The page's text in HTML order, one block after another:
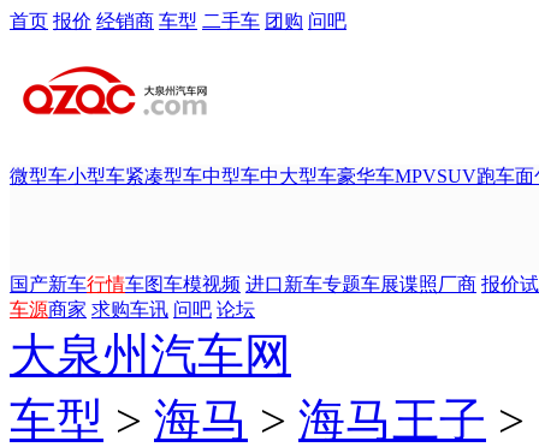
首页 报价 经销商 车型 二手车 团购 问吧
微型车小型车紧凑型车中型车中大型车豪华车MPVSUV跑车面
国产新车行情车图车模视频 进口新车专题车展谍照厂商 报价
车源商家 求购车讯 问吧 论坛
大泉州汽车网
车型 > 海马 > 海马王子 >